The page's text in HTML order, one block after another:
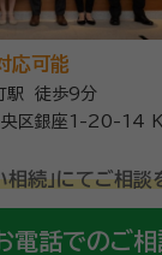
も素早く対応していた
全無料】。【横浜駅
相続放棄・終活にお
の相談実績年間約
応可能
駅 徒歩9分
央区銀座1-20-14
相続」にてご相
電話でのご相